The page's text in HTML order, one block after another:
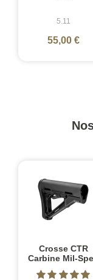
5.11
55,00 €
Crosse CTR
Carbine Mil-